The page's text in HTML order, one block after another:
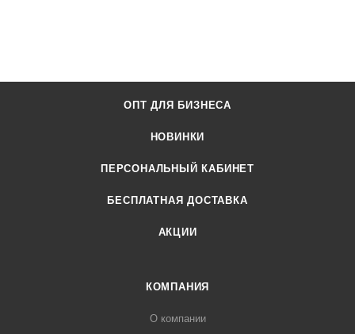
ОПТ ДЛЯ БИЗНЕСА
НОВИНКИ
ПЕРСОНАЛЬНЫЙ КАБИНЕТ
БЕСПЛАТНАЯ ДОСТАВКА
АКЦИИ
КОМПАНИЯ
О компании